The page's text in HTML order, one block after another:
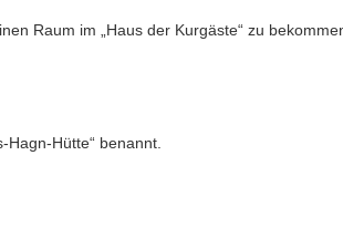
Raum im „Haus der Kurgäste“ zu
Hütte“ benannt.